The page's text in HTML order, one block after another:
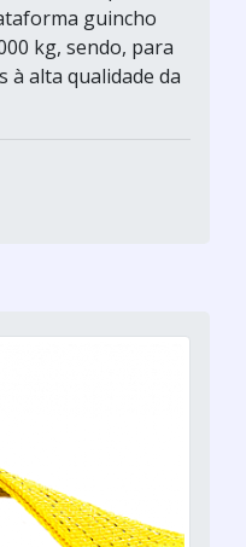
guincho
kg, sendo, para
à alta qualidade da